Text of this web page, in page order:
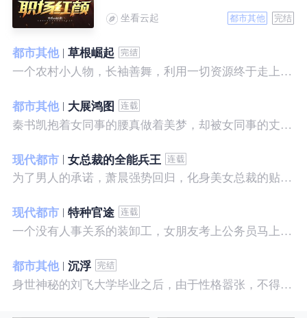
坐看云起 都市其他 完结
都市其他
草根崛起
一个农村小人物，长袖善舞，利用一切资源终于走上人生巅峰
都市其他
大展鸿图
秦书凯抱着女同事的腰真做着美梦，却被女同事的丈夫发现，解释说是正常工作......被打击报复，得到漂亮女邻居的帮助，从此不断高升……
现代都市
女总裁的全能兵王
为了男人的承诺，萧晨强势回归，化身美女总裁的贴身保镖，横扫八方之敌，谱写王者传奇！
现代都市
特种官途
一个没有人事关系的装卸工，女朋友考上公务员马上抛弃了他，却是没有想到他也考上了公务员，奇迹般成为高官……
都市其他
沉浮
身世神秘的刘飞大学毕业之后，由于性格嚣张，不得不一而再再而三的面临着重重危机，受到了来自各方面的全方位打压